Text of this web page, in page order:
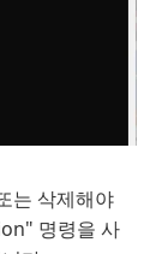
는 삭제해야
명령을 사